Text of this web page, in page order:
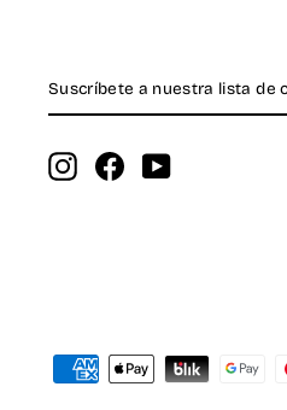
A
NUESTRA
DE
CORREO
InstagramFacebookYouTube